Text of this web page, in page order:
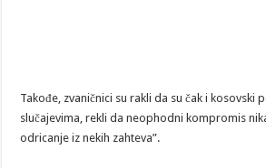
Takođe, zvaničnici su rakli da su čak i kosovski
slučajevima, rekli da neophodni kompromis
odricanje iz nekih zahteva”.